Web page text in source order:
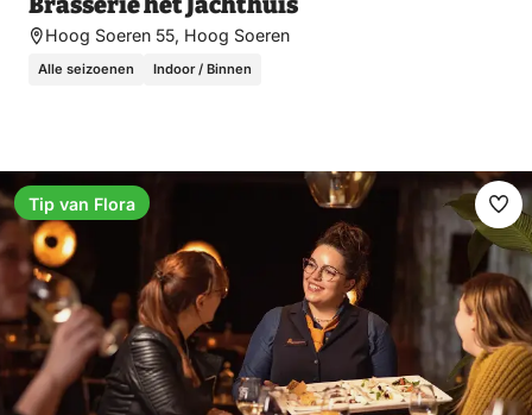
Hoog Soeren 55, Hoog Soeren
Alle seizoenen Indoor / Binnen
Tip van Flora